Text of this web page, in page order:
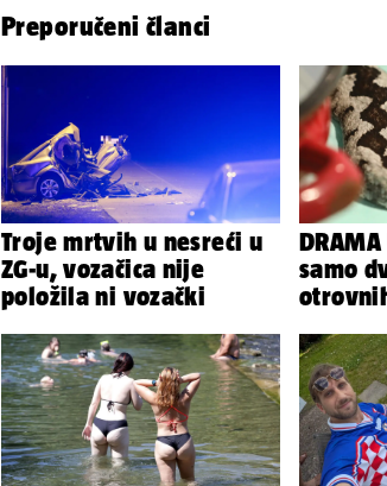
Preporučeni članci
Troje mrtvih u nesreći u
ZG-u, vozačica nije
položila ni vozački
DRAMA
samo